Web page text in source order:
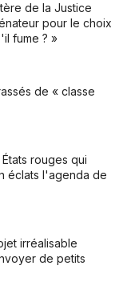
de la Justice
pour le choix
fume ? »
de « classe
rouges qui
éclats l'agenda de
irréalisable
de petits